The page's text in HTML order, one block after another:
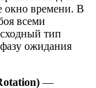
окно времени. В
всеми
тип
ожидания
—